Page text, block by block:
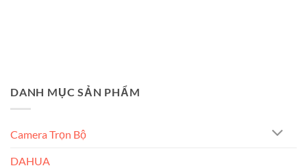
DANH MỤC SẢN PHẨM
Camera Trọn Bộ
DAHUA